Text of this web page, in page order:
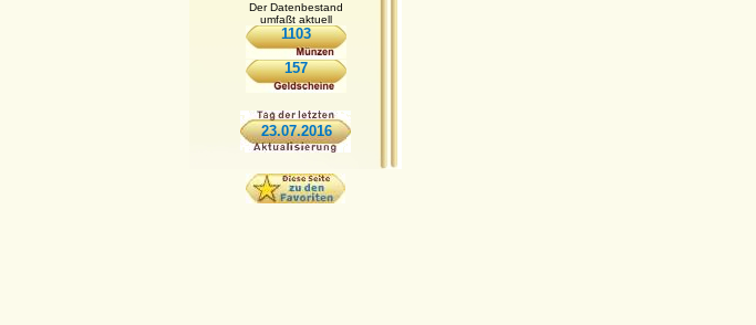
Der Datenbestand
umfaßt aktuell
1103
157
23.07.2016